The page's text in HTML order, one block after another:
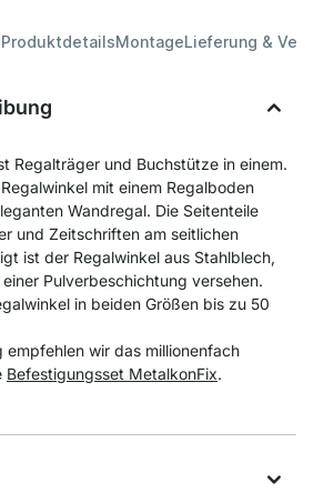
ProduktdetailsMontageLieferung &
Regalträger und Buchstütze in einem.
mit einem Regalboden
Wandregal. Die Seitenteile
und Zeitschriften am seitlichen
ist der Regalwinkel aus Stahlblech,
Pulverbeschichtung versehen.
in beiden Größen bis zu 50
empfehlen wir das millionenfach
Befestigungsset MetalkonFix.